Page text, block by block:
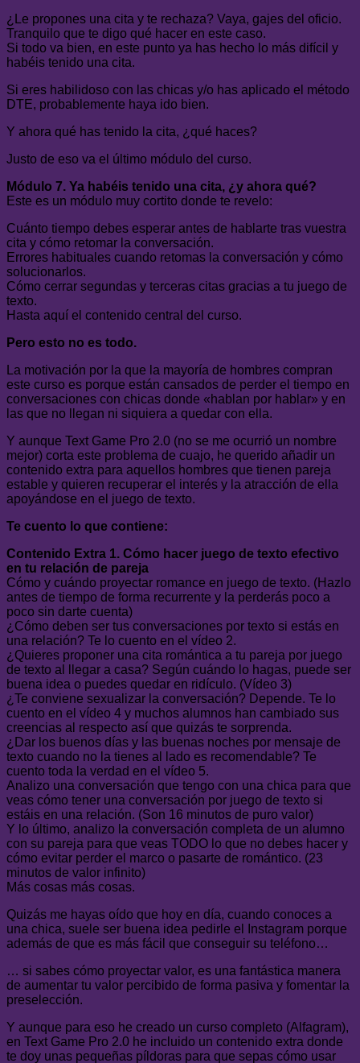
¿Le propones una cita y te rechaza? Vaya, gajes del oficio.
Tranquilo que te digo qué hacer en este caso.
Si todo va bien, en este punto ya has hecho lo más difícil y
habéis tenido una cita.
Si eres habilidoso con las chicas y/o has aplicado el método
DTE, probablemente haya ido bien.
Y ahora qué has tenido la cita, ¿qué haces?
Justo de eso va el último módulo del curso.
Módulo 7. Ya habéis tenido una cita, ¿y ahora qué?
Este es un módulo muy cortito donde te revelo:
Cuánto tiempo debes esperar antes de hablarte tras vuestra
cita y cómo retomar la conversación.
Errores habituales cuando retomas la conversación y cómo
solucionarlos.
Cómo cerrar segundas y terceras citas gracias a tu juego de
texto.
Hasta aquí el contenido central del curso.
Pero esto no es todo.
La motivación por la que la mayoría de hombres compran
este curso es porque están cansados de perder el tiempo en
conversaciones con chicas donde «hablan por hablar» y en
las que no llegan ni siquiera a quedar con ella.
Y aunque Text Game Pro 2.0 (no se me ocurrió un nombre
mejor) corta este problema de cuajo, he querido añadir un
contenido extra para aquellos hombres que tienen pareja
estable y quieren recuperar el interés y la atracción de ella
apoyándose en el juego de texto.
Te cuento lo que contiene:
Contenido Extra 1. Cómo hacer juego de texto efectivo
en tu relación de pareja
Cómo y cuándo proyectar romance en juego de texto. (Hazlo
antes de tiempo de forma recurrente y la perderás poco a
poco sin darte cuenta)
¿Cómo deben ser tus conversaciones por texto si estás en
una relación? Te lo cuento en el vídeo 2.
¿Quieres proponer una cita romántica a tu pareja por juego
de texto al llegar a casa? Según cuándo lo hagas, puede ser
buena idea o puedes quedar en ridículo. (Vídeo 3)
¿Te conviene sexualizar la conversación? Depende. Te lo
cuento en el vídeo 4 y muchos alumnos han cambiado sus
creencias al respecto así que quizás te sorprenda.
¿Dar los buenos días y las buenas noches por mensaje de
texto cuando no la tienes al lado es recomendable? Te
cuento toda la verdad en el vídeo 5.
Analizo una conversación que tengo con una chica para que
veas cómo tener una conversación por juego de texto si
estáis en una relación. (Son 16 minutos de puro valor)
Y lo último, analizo la conversación completa de un alumno
con su pareja para que veas TODO lo que no debes hacer y
cómo evitar perder el marco o pasarte de romántico. (23
minutos de valor infinito)
Más cosas más cosas.
Quizás me hayas oído que hoy en día, cuando conoces a
una chica, suele ser buena idea pedirle el Instagram porque
además de que es más fácil que conseguir su teléfono…
… si sabes cómo proyectar valor, es una fantástica manera
de aumentar tu valor percibido de forma pasiva y fomentar la
preselección.
Y aunque para eso he creado un curso completo (Alfagram),
en Text Game Pro 2.0 he incluido un contenido extra donde
te doy unas pequeñas píldoras para que sepas cómo usar